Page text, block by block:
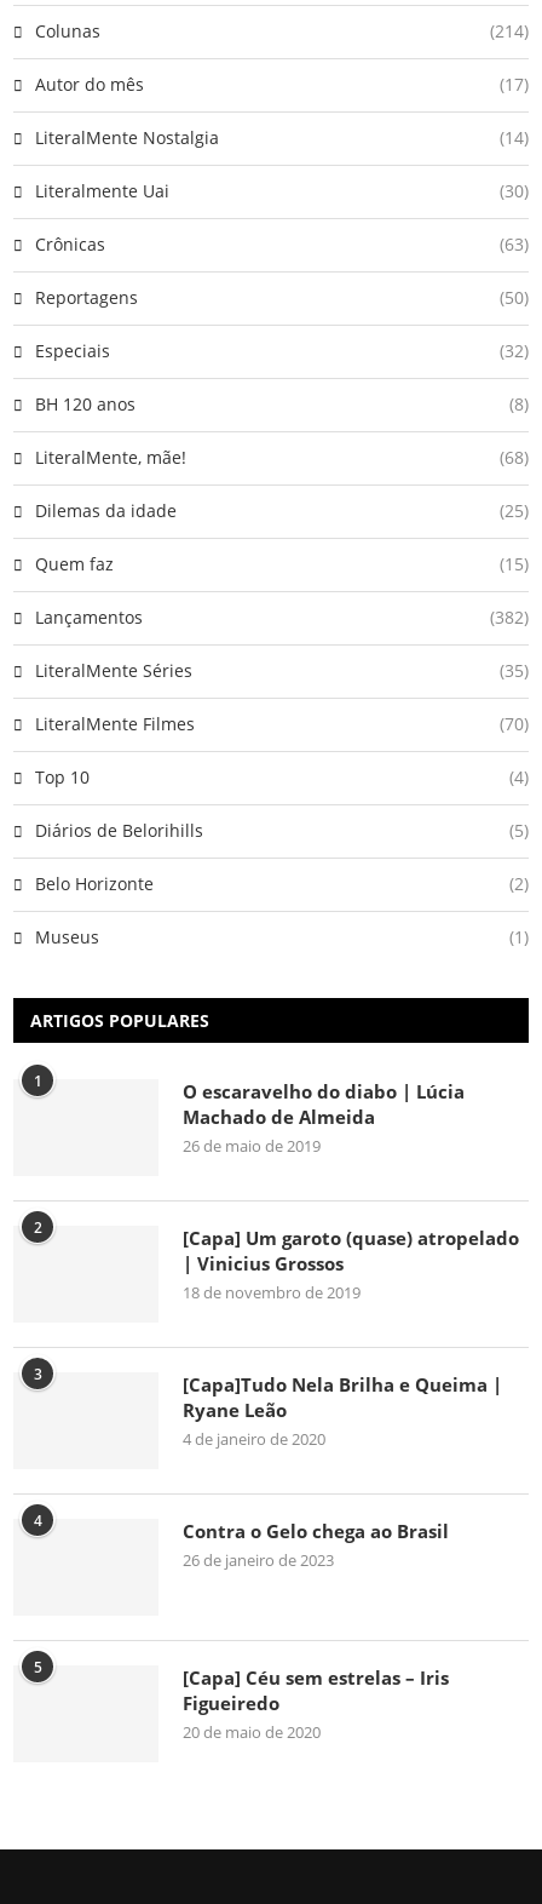
Colunas (214)
Autor do mês (17)
LiteralMente Nostalgia (14)
Literalmente Uai (30)
Crônicas (63)
Reportagens (50)
Especiais (32)
BH 120 anos (8)
LiteralMente, mãe! (68)
Dilemas da idade (25)
Quem faz (15)
Lançamentos (382)
LiteralMente Séries (35)
LiteralMente Filmes (70)
Top 10 (4)
Diários de Belorihills (5)
Belo Horizonte (2)
Museus (1)
ARTIGOS POPULARES
1
O escaravelho do diabo | Lúcia
Machado de Almeida
26 de maio de 2019
2
[Capa] Um garoto (quase) atropelado
| Vinicius Grossos
18 de novembro de 2019
3
[Capa]Tudo Nela Brilha e Queima |
Ryane Leão
4 de janeiro de 2020
4 Contra o Gelo chega ao Brasil
26 de janeiro de 2023
5
[Capa] Céu sem estrelas – Iris
Figueiredo
20 de maio de 2020